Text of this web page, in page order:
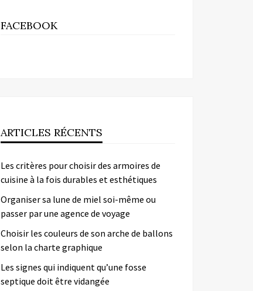
FACEBOOK
ARTICLES RÉCENTS
Les critères pour choisir des armoires de
cuisine à la fois durables et esthétiques
Organiser sa lune de miel soi-même ou
passer par une agence de voyage
Choisir les couleurs de son arche de ballons
selon la charte graphique
Les signes qui indiquent qu’une fosse
septique doit être vidangée